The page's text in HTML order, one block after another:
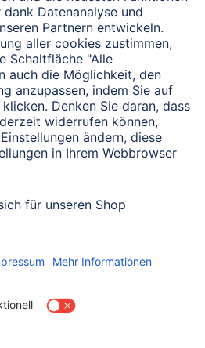
/ 1000
bestätigen Sie, dass Sie unsere
zur Formulardatenverarbeitung zur